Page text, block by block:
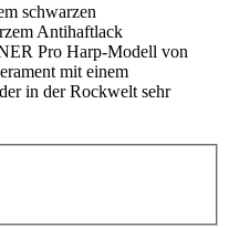
schwarzen
Antihaftlack
Pro Harp-Modell von
mit einem
in der Rockwelt sehr